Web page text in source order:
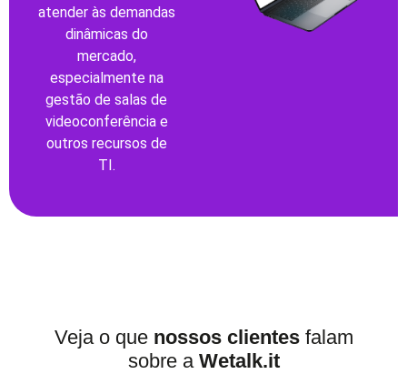
atender às demandas
dinâmicas do
mercado,
especialmente na
gestão de salas de
videoconferência e
outros recursos de
TI.
Veja o que nossos clientesfalam
sobre a Wetalk.it